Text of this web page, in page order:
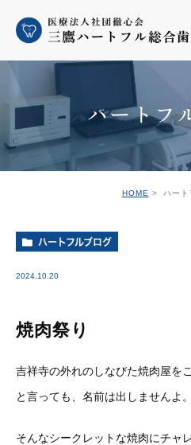
ハートフ
HOME ハー
ハートフルブログ
2024.10.20
焼肉祭り
吉祥寺の外れのしなびた焼肉屋を
と言っても、名前は出しませんよ。
そんなシークレットな焼肉にチャ